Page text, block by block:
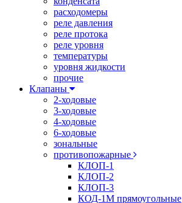
расходомеры
реле давления
реле протока
реле уровня
температуры
уровня жидкости
прочие
Клапаны
2-ходовые
3-ходовые
4-ходовые
6-ходовые
зональные
противопожарные
КЛОП-1
КЛОП-2
КЛОП-3
КОД-1М прямоугольные